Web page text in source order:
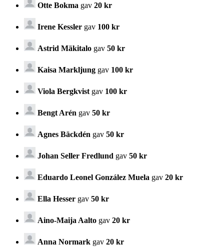
Otte Bokma gav 20 kr
Irene Kessler gav 100 kr
Astrid Mäkitalo gav 50 kr
Kaisa Markljung gav 100 kr
Viola Bergkvist gav 100 kr
Bengt Arén gav 50 kr
Agnes Bäckdén gav 50 kr
Johan Seller Fredlund gav 50 kr
Eduardo Leonel González Muela gav 20 kr
Ella Hesser gav 50 kr
Aino-Maija Aalto gav 20 kr
Anna Normark gav 20 kr